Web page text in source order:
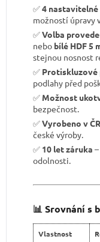
✅4 nastavitelné
možností úpravy
✅Volba
nebo bílé HDF 5
stejnou nosnost
✅
podlahy před
✅ Možnost
bezpečnost.
✅Vyrobeno v ČR
české výroby.
✅ 10 let záruka
odolnosti.
📊 Srovnání s
Vlastnost